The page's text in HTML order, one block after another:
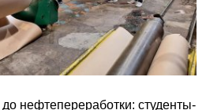
нефтепереработки: студенты-